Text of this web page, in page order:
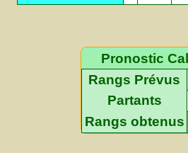
Pronostic
Rangs Prévus
Partants
Rangs obtenus